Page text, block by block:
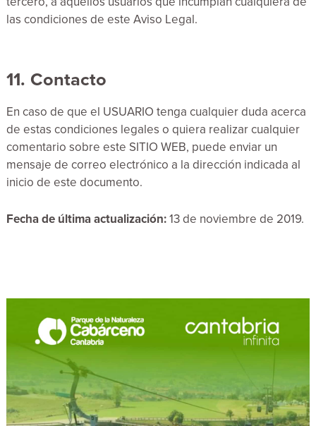
las condiciones de este Aviso Legal.
11. Contacto
En caso de que el USUARIO tenga cualquier duda acerca
de estas condiciones legales o quiera realizar cualquier
comentario sobre este SITIO WEB, puede enviar un
mensaje de correo electrónico a la dirección indicada al
inicio de este documento.
Fecha de última actualización:13 de noviembre de 2019.